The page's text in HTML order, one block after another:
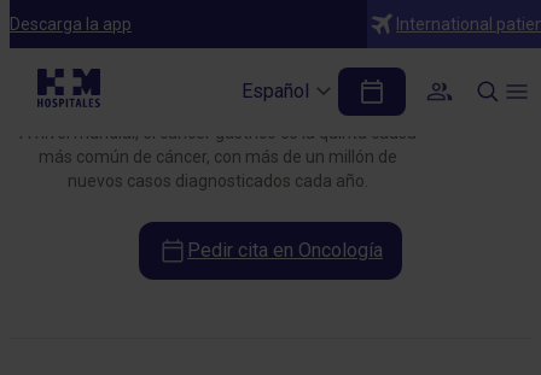
Descarga la app International
Español
Enfermedades
ONCOLOGÍA
Cáncer de estómago
A nivel mundial, el cáncer gástrico es la quinta causa
más común de cáncer, con más de un millón de
nuevos casos diagnosticados cada año.
Pedir cita en Oncología